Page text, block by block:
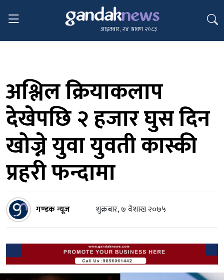
आइतबार, २४ श्रावण २०८३
अश्लिल क्रियाकलाप
देखेपछि २ हजार घुस दिन
खोज्ने युवा युवती कास्की
प्रहरी फन्दामा
गण्डक न्यूज शुक्रबार, ७ वैशाख २०७५